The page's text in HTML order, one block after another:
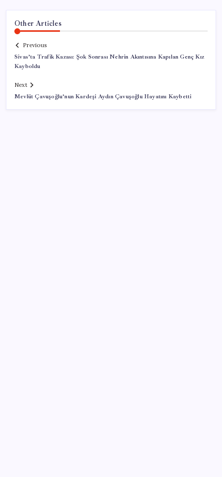
Other Articles
Previous
Sivas’ta Trafik Kazası: Şok Sonrası Nehrin Akıntısına Kapılan Genç Kız
Kayboldu
Next
Mevlüt Çavuşoğlu’nun Kardeşi Aydın Çavuşoğlu Hayatını Kaybetti